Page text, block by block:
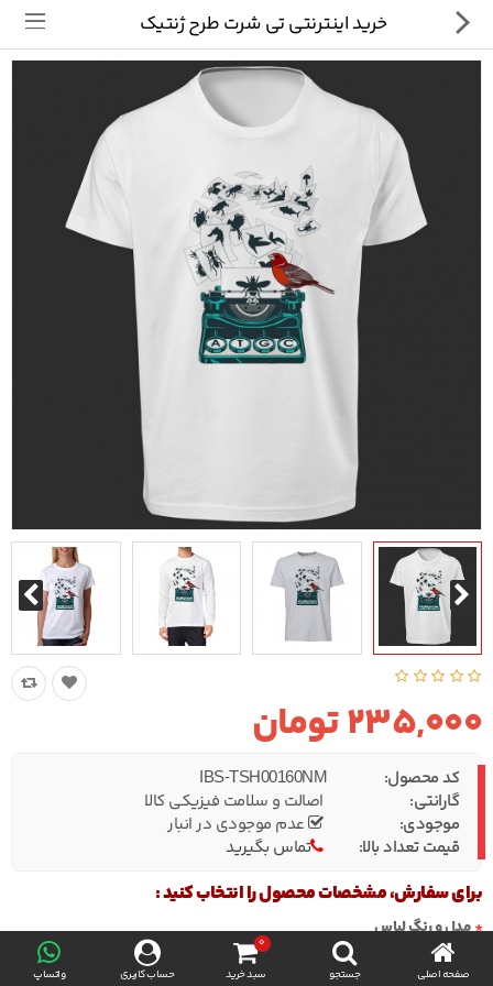
صفحه اصلی جستجو
0
سبد خرید
حساب کاربری واتساپ
خرید اینترنتی تی شرت طرح ژنتیک
235,000 تومان
کد محصول: IBS-TSH00160NM
گارانتی:
اصالت و سلامت فیزیکی کالا
موجودی:
عدم موجودی در انبار
قیمت تعداد بالا:
تماس بگیرید
برای سفارش، مشخصات محصول را انتخاب کنید :
مدل و رنگ لباس
تی شرت
ماگ
پیکسل
سایر محصولات
پیج ما در اینستاگرام